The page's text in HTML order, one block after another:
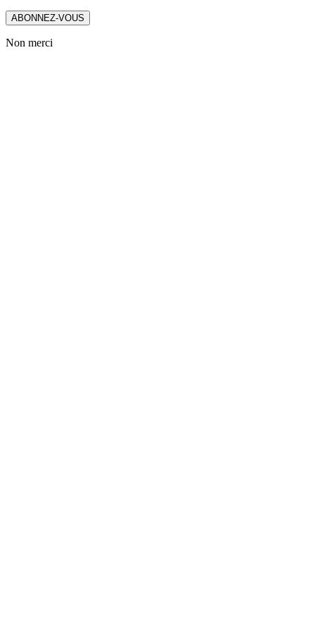
ABONNEZ-VOUS
Non merci